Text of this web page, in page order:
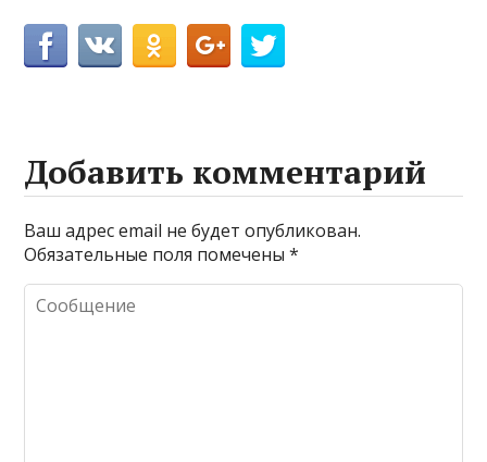
Добавить комментарий
Ваш адрес email не будет опубликован.
Обязательные поля помечены*